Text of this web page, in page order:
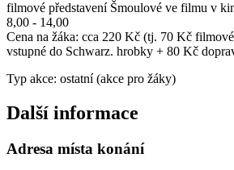
filmové představení Šmoulové ve filmu v
8,00 - 14,00
Cena na žáka: cca 220 Kč (tj. 70 Kč
vstupné do Schwarz. hrobky + 80 Kč
Typ akce: ostatní (akce pro žáky)
Další informace
Adresa místa konání